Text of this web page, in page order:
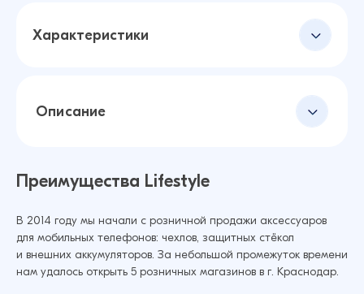
Характеристики
Описание
Преимущества Lifestyle
В 2014 году мы начали с розничной продажи аксессуаров
для мобильных телефонов: чехлов, защитных стёкол
и внешних аккумуляторов. За небольшой промежуток времени
нам удалось открыть 5 розничных магазинов в г. Краснодар.